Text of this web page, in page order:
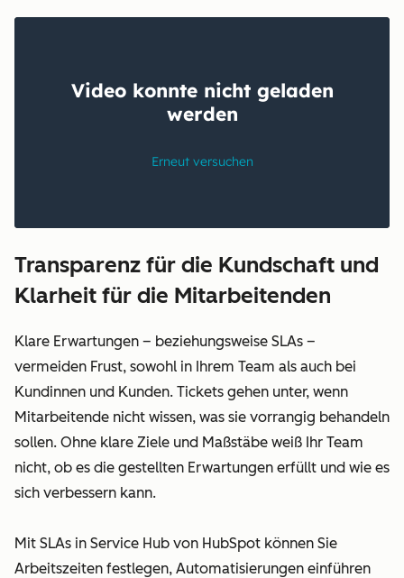
Transparenz für die Kundschaft und
Klarheit für die Mitarbeitenden
Klare Erwartungen – beziehungsweise SLAs –
vermeiden Frust, sowohl in Ihrem Team als auch bei
Kundinnen und Kunden. Tickets gehen unter, wenn
Mitarbeitende nicht wissen, was sie vorrangig behandeln
sollen. Ohne klare Ziele und Maßstäbe weiß Ihr Team
nicht, ob es die gestellten Erwartungen erfüllt und wie es
sich verbessern kann.
Mit SLAs in Service Hub von HubSpot können Sie
Arbeitszeiten festlegen, Automatisierungen einführen